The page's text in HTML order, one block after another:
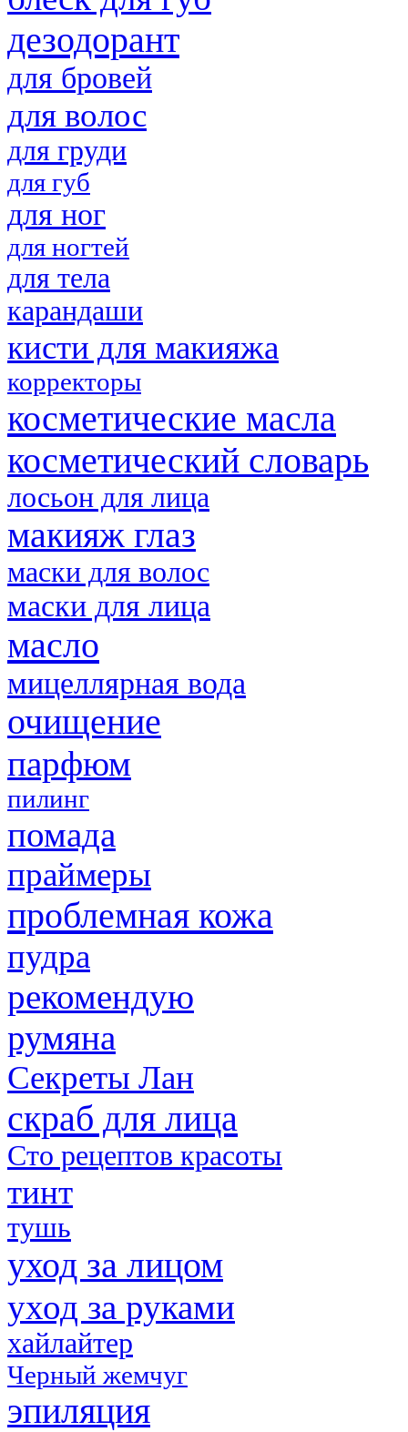
дезодорант
для бровей
для волос
для груди
для губ
для ног
для ногтей
для тела
карандаши
кисти для макияжа
корректоры
косметические масла
косметический словарь
лосьон для лица
макияж глаз
маски для волос
маски для лица
масло
мицеллярная вода
очищение
парфюм
пилинг
помада
праймеры
проблемная кожа
пудра
рекомендую
румяна
Секреты Лан
скраб для лица
Сто рецептов красоты
тинт
тушь
уход за лицом
уход за руками
хайлайтер
Черный жемчуг
эпиляция